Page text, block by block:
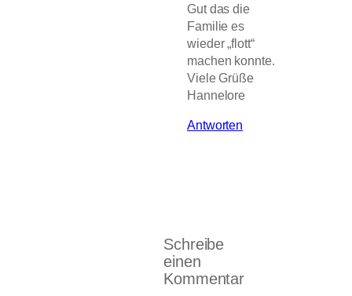
Gut das die
Familie es
wieder „flott“
machen konnte.
Viele Grüße
Hannelore
Antworten
Schreibe
einen
Kommentar